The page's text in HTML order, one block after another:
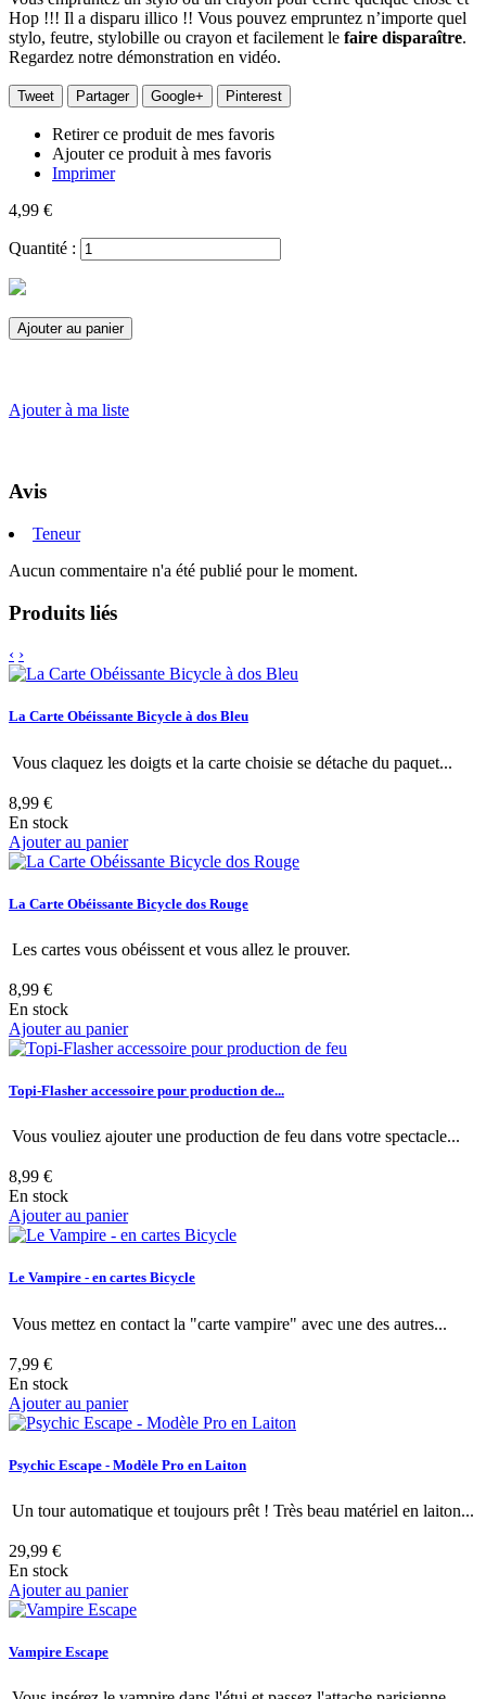
Hop !!! Il a disparu illico !! Vous pouvez empruntez n’importe quel
stylo, feutre, stylobille ou crayon et facilement le faire disparaître.
Regardez notre démonstration en vidéo.
Tweet Partager Google+ Pinterest
Retirer ce produit de mes favoris
Ajouter ce produit à mes favoris
Imprimer
4,99 €
Quantité :
Ajouter au panier
Ajouter à ma liste
Avis
Teneur
Aucun commentaire n'a été publié pour le moment.
Produits liés
‹ ›
La Carte Obéissante Bicycle à dos Bleu
Vous claquez les doigts et la carte choisie se détache du paquet...
8,99 €
En stock
Ajouter au panier
La Carte Obéissante Bicycle dos Rouge
Les cartes vous obéissent et vous allez le prouver.
8,99 €
En stock
Ajouter au panier
Topi-Flasher accessoire pour production de...
Vous vouliez ajouter une production de feu dans votre spectacle...
8,99 €
En stock
Ajouter au panier
Le Vampire - en cartes Bicycle
Vous mettez en contact la "carte vampire" avec une des autres...
7,99 €
En stock
Ajouter au panier
Psychic Escape - Modèle Pro en Laiton
Un tour automatique et toujours prêt ! Très beau matériel en laiton...
29,99 €
En stock
Ajouter au panier
Vampire Escape